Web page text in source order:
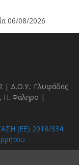
06/08/2026
| Δ.Ο.Υ.: Γλυφάδας
Π. Φάληρο |
(ΕΕ) 2018/334